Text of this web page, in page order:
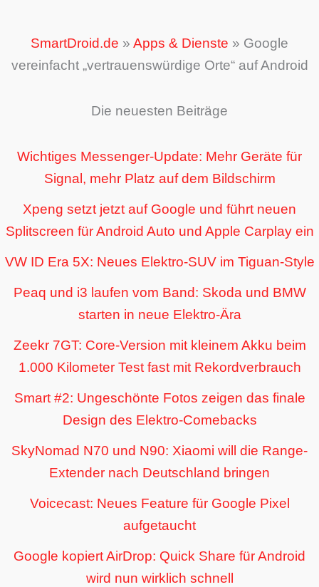
SmartDroid.de » Apps & Dienste » Google
vereinfacht „vertrauenswürdige Orte“ auf Android
Die neuesten Beiträge
Wichtiges Messenger-Update: Mehr Geräte für
Signal, mehr Platz auf dem Bildschirm
Xpeng setzt jetzt auf Google und führt neuen
Splitscreen für Android Auto und Apple Carplay ein
VW ID Era 5X: Neues Elektro-SUV im Tiguan-Style
Peaq und i3 laufen vom Band: Skoda und BMW
starten in neue Elektro-Ära
Zeekr 7GT: Core-Version mit kleinem Akku beim
1.000 Kilometer Test fast mit Rekordverbrauch
Smart #2: Ungeschönte Fotos zeigen das finale
Design des Elektro-Comebacks
SkyNomad N70 und N90: Xiaomi will die Range-
Extender nach Deutschland bringen
Voicecast: Neues Feature für Google Pixel
aufgetaucht
Google kopiert AirDrop: Quick Share für Android
wird nun wirklich schnell